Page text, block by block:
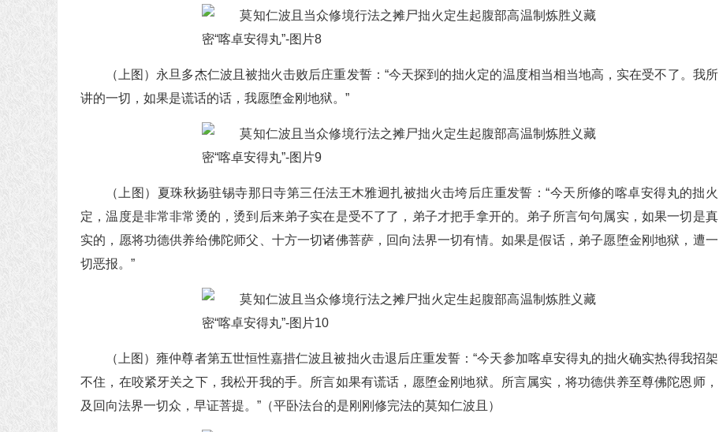
（上图）永旦多杰仁波且被拙火击败后庄重发誓：“今天探到的拙火定的温度相当相当地高，实在受不了。我所
讲的一切，如果是谎话的话，我愿堕金刚地狱。”
（上图）夏珠秋扬驻锡寺那日寺第三任法王木雅迥扎被拙火击垮后庄重发誓：“今天所修的喀卓安得丸的拙火
定，温度是非常非常烫的，烫到后来弟子实在是受不了了，弟子才把手拿开的。弟子所言句句属实，如果一切是真
实的，愿将功德供养给佛陀师父、十方一切诸佛菩萨，回向法界一切有情。如果是假话，弟子愿堕金刚地狱，遭一
切恶报。”
（上图）雍仲尊者第五世恒性嘉措仁波且被拙火击退后庄重发誓：“今天参加喀卓安得丸的拙火确实热得我招架
不住，在咬紧牙关之下，我松开我的手。所言如果有谎话，愿堕金刚地狱。所言属实，将功德供养至尊佛陀恩师，
及回向法界一切众，早证菩提。”（平卧法台的是刚刚修完法的莫知仁波且）